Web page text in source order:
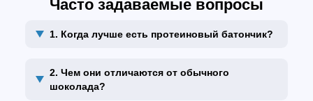
Часто задаваемые вопросы
1. Когда лучше есть протеиновый батончик?
2. Чем они отличаются от обычного
шоколада?